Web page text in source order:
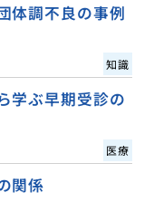
体調不良の事例
知識
学ぶ早期受診の
医療
関係